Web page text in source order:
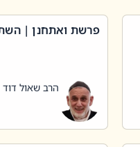
פרשת ואתחנן |
הרב שאול דוד